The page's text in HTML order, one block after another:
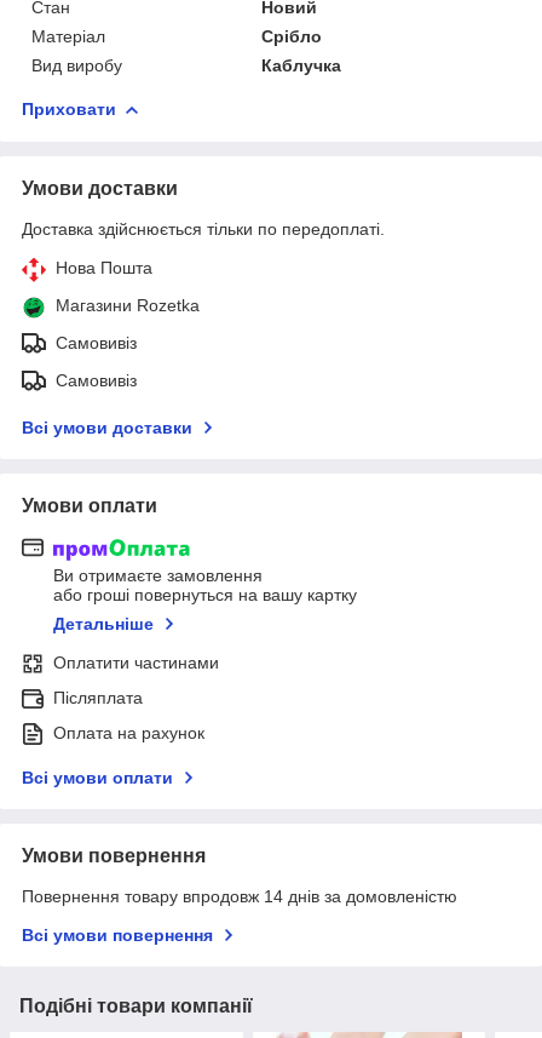
Стан
Новий
Матеріал
Срібло
Вид виробу
Каблучка
Приховати
Умови доставки
Доставка здійснюється тільки по передоплаті.
Нова Пошта
Магазини Rozetka
Самовивіз
Самовивіз
Всі умови доставки
Умови оплати
Ви отримаєте замовлення
або гроші повернуться на вашу картку
Детальніше
Оплатити частинами
Післяплата
Оплата на рахунок
Всі умови оплати
Умови повернення
Повернення товару впродовж 14 днів за домовленістю
Всі умови повернення
Подібні товари компанії